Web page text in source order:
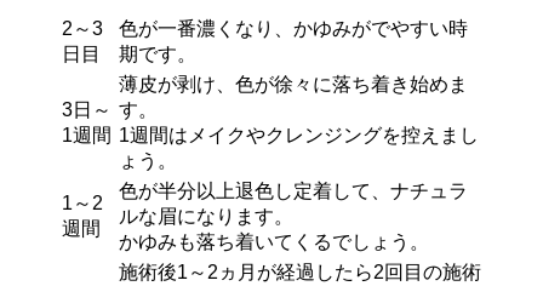
2～3
日目
色が一番濃くなり、かゆみがでやすい時
期です。
3日～
1週間
薄皮が剥け、色が徐々に落ち着き始めま
す。
1週間はメイクやクレンジングを控えまし
ょう。
1～2
週間
色が半分以上退色し定着して、ナチュラ
ルな眉になります。
かゆみも落ち着いてくるでしょう。
施術後1～2ヵ月が経過したら2回目の施術